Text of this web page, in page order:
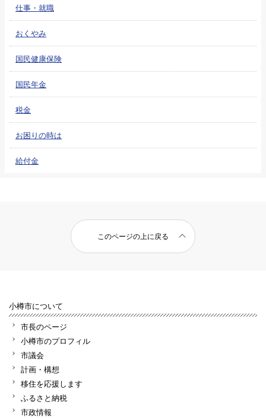
仕事・就職
おくやみ
国民健康保険
国民年金
税金
お困りの時は
給付金
このページの上に戻る
小樽市について
市長のページ
小樽市のプロフィル
市議会
計画・構想
移住を応援します
ふるさと納税
市政情報